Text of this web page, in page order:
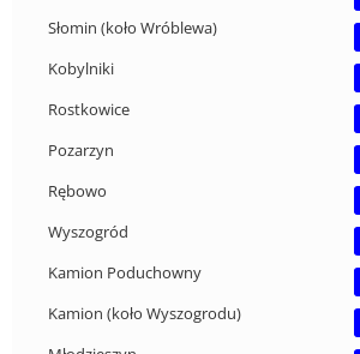
Słomin (koło Wróblewa)
Kobylniki
Rostkowice
Pozarzyn
Rębowo
Wyszogród
Kamion Poduchowny
Kamion (koło Wyszogrodu)